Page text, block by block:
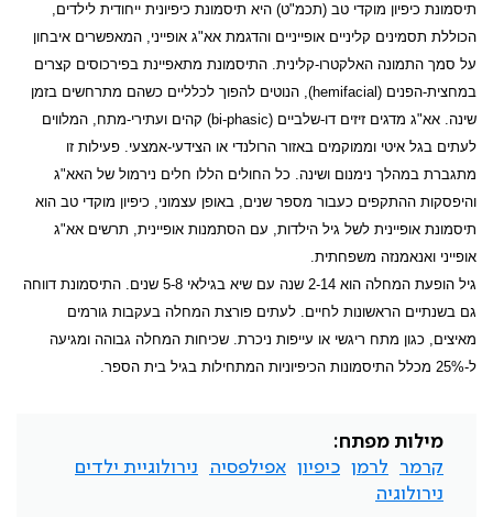
תיסמונת כיפיון מוקדי טב (תכמ"ט) היא תיסמונת כיפיונית ייחודית לילדים,
הכוללת תסמינים קליניים אופייניים והדגמת אא"ג אופייני, המאפשרים איבחון
על סמך התמונה האלקטרו-קלינית. התיסמונת מתאפיינת בפירכוסים קצרים
במחצית-הפנים (hemifacial), הנוטים להפוך לכלליים כשהם מתרחשים בזמן
שינה. אא"ג מדגים זיזים דו-שלביים (bi-phasic) קהים ועתירי-מתח, המלווים
לעתים בגל איטי וממוקמים באזור הרולנדי או הצידעי-אמצעי. פעילות זו
מתגברת במהלך נימנום ושינה. כל החולים הללו חלים נירמול של האא"ג
והיפסקות ההתקפים כעבור מספר שנים, באופן עצמוני, כיפיון מוקדי טב הוא
תיסמונת אופיינית לשל גיל הילדות, עם הסתמנות אופיינית, תרשים אא"ג
אופייני ואנאמנזה משפחתית.
גיל הופעת המחלה הוא 2-14 שנה עם שיא בגילאי 5-8 שנים. התיסמונת דווחה
גם בשנתיים הראשונות לחיים. לעתים פורצת המחלה בעקבות גורמים
מאיצים, כגון מתח ריגשי או עייפות ניכרת. שכיחות המחלה גבוהה ומגיעה
ל-25% מכלל התיסמונות הכיפיוניות המתחילות בגיל בית הספר.
מילות מפתח:
קרמר
לרמן כיפיון אפילפסיה
נירולוגיית ילדים
נירולוגיה